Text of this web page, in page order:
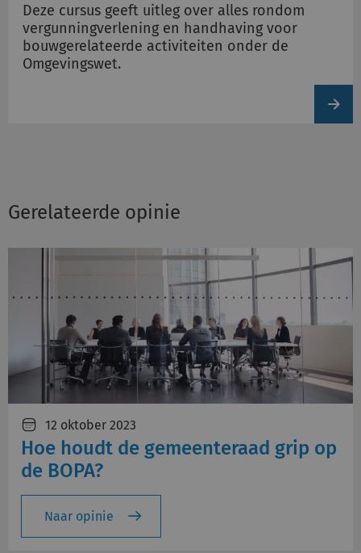
Deze cursus geeft uitleg over alles rondom
vergunningverlening en handhaving voor
bouwgerelateerde activiteiten onder de
Omgevingswet.
Gerelateerde opinie
12 oktober 2023
Hoe houdt de gemeenteraad grip op
de BOPA?
Naar opinie